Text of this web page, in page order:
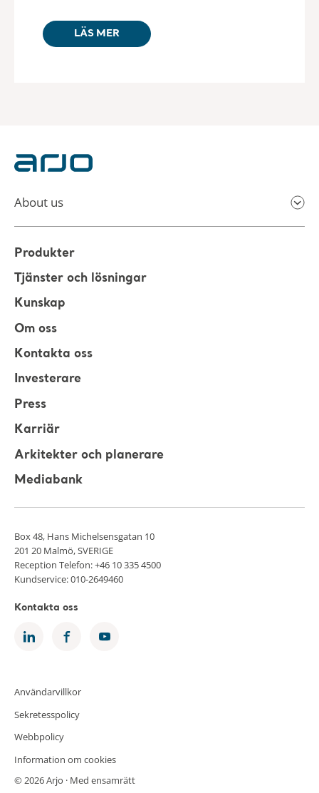
LÄS MER
About us
Produkter
Tjänster och lösningar
Kunskap
Om oss
Kontakta oss
Investerare
Press
Karriär
Arkitekter och planerare
Mediabank
Box 48, Hans Michelsensgatan 10
201 20 Malmö, SVERIGE
Reception Telefon: +46 10 335 4500
Kundservice: 010-2649460
Kontakta oss
Användarvillkor
Sekretesspolicy
Webbpolicy
Information om cookies
© 2026 Arjo · Med ensamrätt